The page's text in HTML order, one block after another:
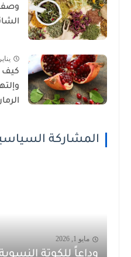
يناير 28, 2026
كيف
المشاركة
مايو 1, 2026